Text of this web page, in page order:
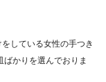
している女性の手つき
かりを選んでおりま